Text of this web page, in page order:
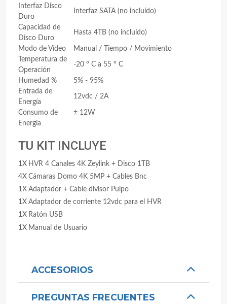
Interfaz Disco
Duro
Interfaz SATA (no incluído)
Capacidad de
Disco Duro
Hasta 4TB (no incluído)
Modo de Vídeo
Manual / Tiempo / Movimiento
Temperatura de
Operación
-20 ° C a 55 ° C
Humedad %
5% - 95%
Entrada de
Energía
12vdc / 2A
Consumo de
Energía
± 12W
TU KIT INCLUYE
1X HVR 4 Canales 4K Zeylink + Disco 1TB
4X Cámaras Domo 4K 5MP + Cables Bnc
1X Adaptador + Cable divisor Pulpo
1X Adaptador de corriente 12vdc para el HVR
1X Ratón USB
1X Manual de Usuario
ACCESORIOS
PREGUNTAS FRECUENTES